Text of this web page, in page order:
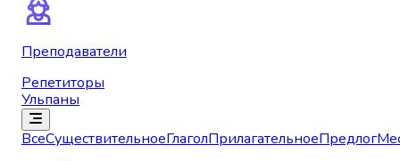
Преподаватели
Репетиторы
Ульпаны
ВсеСуществительноеГлаголПрилагательноеПредлог